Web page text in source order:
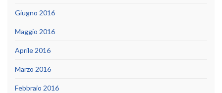
Giugno 2016
Maggio 2016
Aprile 2016
Marzo 2016
Febbraio 2016